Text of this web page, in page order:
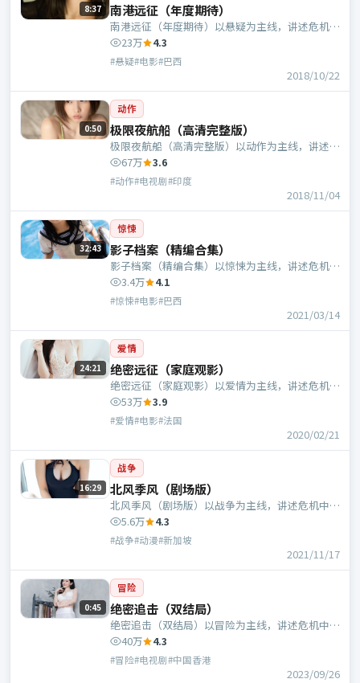
8:37 南港远征（年度期待）
南港远征（年度期待）以悬疑为主线，讲述危机中
的抉择与人物成长；巴西班底，管虎执导，于和
伟、周冬雨等主演。
23万 4.3
#悬疑#电影#巴西
2018/10/22
0:50
动作
极限夜航船（高清完整版）
极限夜航船（高清完整版）以动作为主线，讲述危
机中的抉择与人物成长；印度班底，徐克执导，凯
特·布兰切特、章子怡等主演。
67万 3.6
#动作#电视剧#印度
2018/11/04
32:43
惊悚
影子档案（精编合集）
影子档案（精编合集）以惊悚为主线，讲述危机中
的抉择与人物成长；巴西班底，陈凯歌执导，于和
伟、黄政民等主演。
3.4万 4.1
#惊悚#电影#巴西
2021/03/14
24:21
爱情
绝密远征（家庭观影）
绝密远征（家庭观影）以爱情为主线，讲述危机中
的抉择与人物成长；法国班底，程耳执导，张曼
玉、沈腾等主演。
53万 3.9
#爱情#电影#法国
2020/02/21
16:29
战争
北风季风（剧场版）
北风季风（剧场版）以战争为主线，讲述危机中的
抉择与人物成长；新加坡班底，朴赞郁执导，长泽
雅美、白宇等主演。
5.6万 4.3
#战争#动漫#新加坡
2021/11/17
0:45
冒险
绝密追击（双结局）
绝密追击（双结局）以冒险为主线，讲述危机中的
抉择与人物成长；中国香港班底，是枝裕和执导，
马丽、梁朝伟等主演。
40万 4.3
#冒险#电视剧#中国香港
2023/09/26